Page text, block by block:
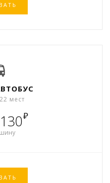
мест
₽